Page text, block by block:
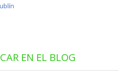
EN EL BLOG